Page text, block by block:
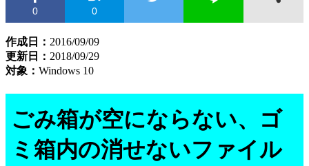
0 0
作成日： 2016/09/09
更新日： 2018/09/29
対象： Windows 10
ごみ箱が空にならない、ゴ
ミ箱内の消せないファイル